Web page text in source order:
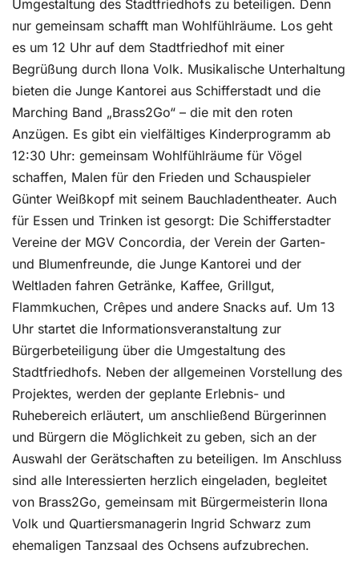
Umgestaltung des Stadtfriedhofs zu beteiligen. Denn
nur gemeinsam schafft man Wohlfühlräume. Los geht
es um 12 Uhr auf dem Stadtfriedhof mit einer
Begrüßung durch Ilona Volk. Musikalische Unterhaltung
bieten die Junge Kantorei aus Schifferstadt und die
Marching Band „Brass2Go“ – die mit den roten
Anzügen. Es gibt ein vielfältiges Kinderprogramm ab
12:30 Uhr: gemeinsam Wohlfühlräume für Vögel
schaffen, Malen für den Frieden und Schauspieler
Günter Weißkopf mit seinem Bauchladentheater. Auch
für Essen und Trinken ist gesorgt: Die Schifferstadter
Vereine der MGV Concordia, der Verein der Garten-
und Blumenfreunde, die Junge Kantorei und der
Weltladen fahren Getränke, Kaffee, Grillgut,
Flammkuchen, Crêpes und andere Snacks auf. Um 13
Uhr startet die Informationsveranstaltung zur
Bürgerbeteiligung über die Umgestaltung des
Stadtfriedhofs. Neben der allgemeinen Vorstellung des
Projektes, werden der geplante Erlebnis- und
Ruhebereich erläutert, um anschließend Bürgerinnen
und Bürgern die Möglichkeit zu geben, sich an der
Auswahl der Gerätschaften zu beteiligen. Im Anschluss
sind alle Interessierten herzlich eingeladen, begleitet
von Brass2Go, gemeinsam mit Bürgermeisterin Ilona
Volk und Quartiersmanagerin Ingrid Schwarz zum
ehemaligen Tanzsaal des Ochsens aufzubrechen.